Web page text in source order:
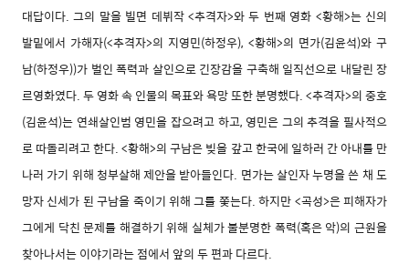
대답이다. 그의 말을 빌면 데뷔작 <추격자>와 두 번째 영화 <황해>는 신의
발밑에서 가해자(<추격자>의 지영민(하정우), <황해>의 면가(김윤석)와 구
남(하정우))가 벌인 폭력과 살인으로 긴장감을 구축해 일직선으로 내달린 장
르영화였다. 두 영화 속 인물의 목표와 욕망 또한 분명했다. <추격자>의 중호
(김윤석)는 연쇄살인범 영민을 잡으려고 하고, 영민은 그의 추격을 필사적으
로 따돌리려고 한다. <황해>의 구남은 빚을 갚고 한국에 일하러 간 아내를 만
나러 가기 위해 청부살해 제안을 받아들인다. 면가는 살인자 누명을 쓴 채 도
망자 신세가 된 구남을 죽이기 위해 그를 쫓는다. 하지만 <곡성>은 피해자가
그에게 닥친 문제를 해결하기 위해 실체가 불분명한 폭력(혹은 악)의 근원을
찾아나서는 이야기라는 점에서 앞의 두 편과 다르다.